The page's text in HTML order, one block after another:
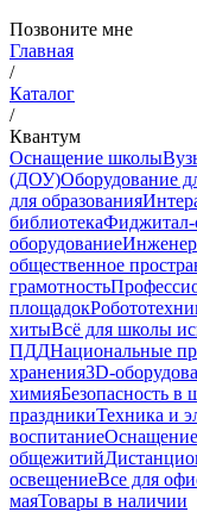
Позвоните мне
Главная
/
Каталог
/
Квантум
Оснащение школы
(ДОУ)Оборудование
для образования
библиотекаФиджитал-
оборудование
общественное
грамотность
площадок
хитыВсё для школы
ПДДНациональные
хранения3D-
химияБезопасность
праздникиТехника и
воспитаниеОснащение
общежитий
освещениеВсе для
маяТовары в наличии